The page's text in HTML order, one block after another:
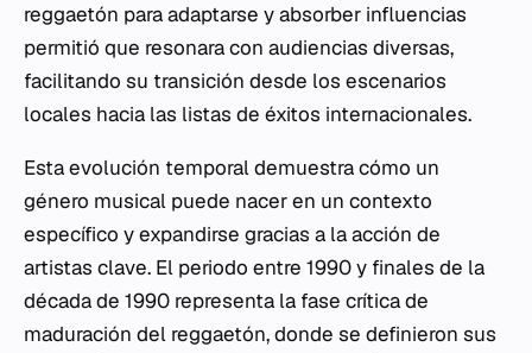
reggaetón para adaptarse y absorber influencias
permitió que resonara con audiencias diversas,
facilitando su transición desde los escenarios
locales hacia las listas de éxitos internacionales.
Esta evolución temporal demuestra cómo un
género musical puede nacer en un contexto
específico y expandirse gracias a la acción de
artistas clave. El periodo entre 1990 y finales de la
década de 1990 representa la fase crítica de
maduración del reggaetón, donde se definieron sus